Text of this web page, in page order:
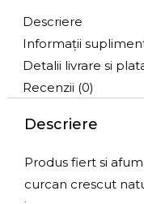
Descriere
Informații
Detalii livrare si
Recenzii (0)
Descriere
Produs fiert si
curcan crescut